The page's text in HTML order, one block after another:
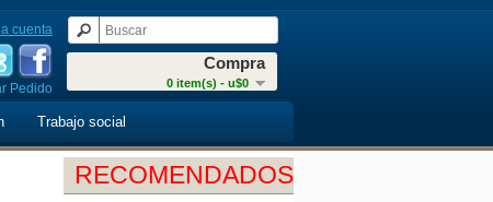
Compra
0 item(s) - u$0
cuenta
Pedido
Trabajo social
RECOMENDADOS